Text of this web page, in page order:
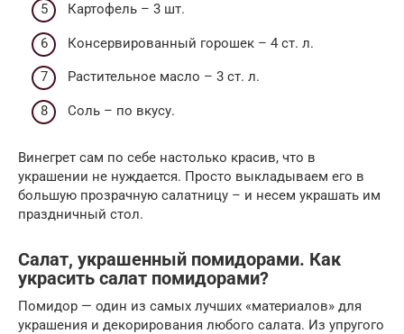
Картофель – 3 шт.
Консервированный горошек – 4 ст. л.
Растительное масло – 3 ст. л.
Соль – по вкусу.
Винегрет сам по себе настолько красив, что в
украшении не нуждается. Просто выкладываем его в
большую прозрачную салатницу – и несем украшать им
праздничный стол.
Салат, украшенный помидорами. Как
украсить салат помидорами?
Помидор — один из самых лучших «материалов» для
украшения и декорирования любого салата. Из упругого